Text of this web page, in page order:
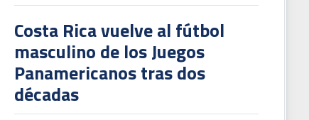
Costa Rica vuelve al fútbol
masculino de los Juegos
Panamericanos tras dos
décadas